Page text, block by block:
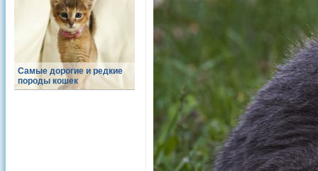
Самые дорогие и редкие
породы кошек